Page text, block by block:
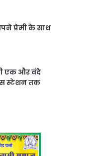
प्रेमी के साथ
एक और वंदे
स्टेशन तक